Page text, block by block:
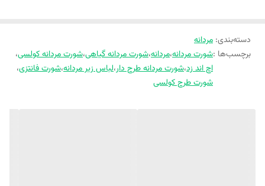
دور
باسن
80
دور کمر
76
72
70
28
دسته‌بندی: مردانه
برچسب‌ها :شورت مردانه،مردانه،شورت مردانه گیاهی،شورت مردانه کولسی،
اچ اند زد،شورت مردانه طرح دار،لباس زیر مردانه،شورت فانتزی،
شورت طرح کولسی